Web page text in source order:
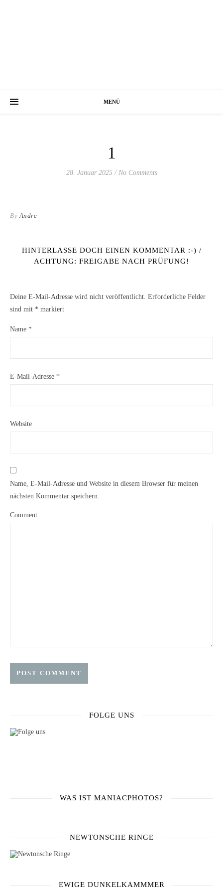
MENÜ
1
28. Januar 2025 / No Comments
ByAndre
HINTERLASSE DOCH EINEN KOMMENTAR :-) /
ACHTUNG: FREIGABE NACH PRÜFUNG!
Deine E-Mail-Adresse wird nicht veröffentlicht. Erforderliche Felder
sind mit * markiert
Name *
E-Mail-Adresse *
Website
Name, E-Mail-Adresse und Website in diesem Browser für meinen
nächsten Kommentar speichern.
Comment
FOLGE UNS
WAS IST MANIACPHOTOS?
NEWTONSCHE RINGE
EWIGE DUNKELKAMMMER